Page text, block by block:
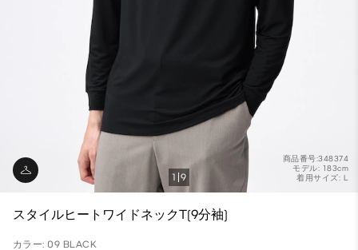
商品番号:348374
モデル: 183cm
着用サイズ: L
1 9
スタイルヒートワイドネックT(9分袖)
カラー: 09 BLACK